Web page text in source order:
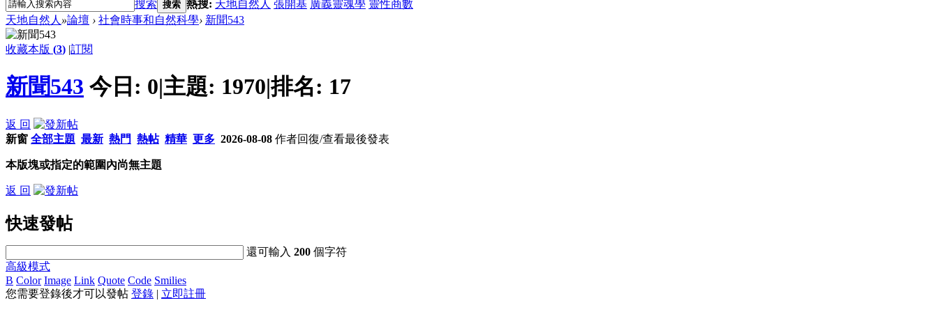
搜索 搜索 熱搜: 天地自然人 張開基 廣義靈魂學 靈性商數
天地自然人 »論壇 › 社會時事和自然科學› 新聞543
收藏本版 (3) |訂閱
新聞543 今日: 0|主題: 1970|排名: 17
返 回
新窗 全部主題 最新 熱門 熱帖 精華 更多 2026-08-08 作者回復/查看最後發表
本版塊或指定的範圍內尚無主題
返 回
快速發帖
還可輸入200 個字符
高級模式
B Color Image Link Quote Code Smilies
您需要登錄後才可以發帖 登錄 | 立即註冊